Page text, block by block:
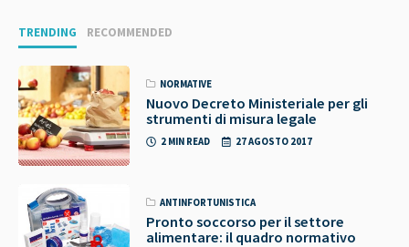
TRENDING RECOMMENDED
NORMATIVE
Nuovo Decreto Ministeriale per gli
strumenti di misura legale
2 MIN READ 27 AGOSTO 2017
ANTINFORTUNISTICA
Pronto soccorso per il settore
alimentare: il quadro normativo